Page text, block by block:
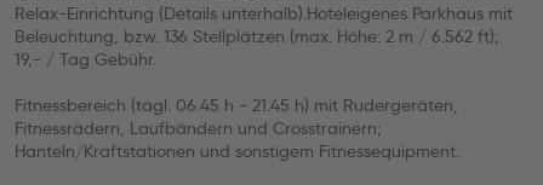
Relax-Einrichtung (Details unterhalb).Hoteleigenes Parkhaus mit
Beleuchtung, bzw. 136 Stellplätzen (max. Höhe: 2 m / 6.562 ft);
19,- / Tag Gebühr.
Fitnessbereich (tägl. 06.45 h - 21.45 h) mit Rudergeräten,
Fitnessrädern, Laufbändern und Crosstrainern;
Hanteln/Kraftstationen und sonstigem Fitnessequipment.